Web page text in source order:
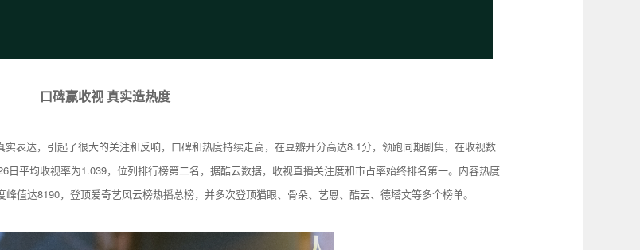
口碑赢收视 真实造热度
表达，引起了很大的关注和反响，口碑和热度持续走高，在豆瓣开分高达8.1分，领跑同期剧集，在收视数
平均收视率为1.039，位列排行榜第二名，据酷云数据，收视直播关注度和市占率始终排名第一。内容热度
值达8190，登顶爱奇艺风云榜热播总榜，并多次登顶猫眼、骨朵、艺恩、酷云、德塔文等多个榜单。